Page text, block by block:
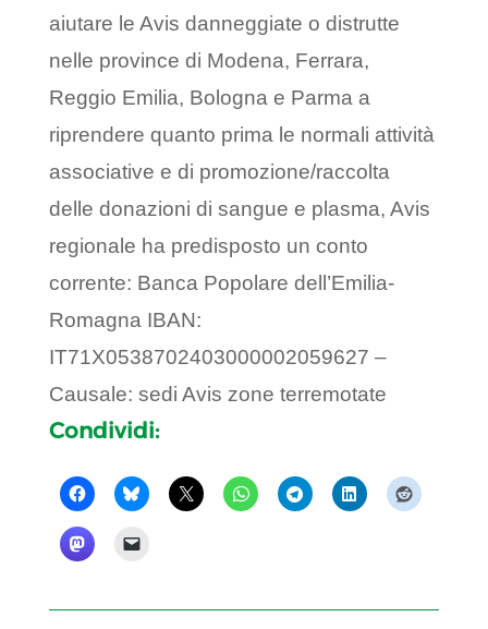
aiutare le Avis danneggiate o distrutte
nelle province di Modena, Ferrara,
Reggio Emilia, Bologna e Parma a
riprendere quanto prima le normali attività
associative e di promozione/raccolta
delle donazioni di sangue e plasma, Avis
regionale ha predisposto un conto
corrente: Banca Popolare dell’Emilia-
Romagna IBAN:
IT71X0538702403000002059627 –
Causale: sedi Avis zone terremotate
Condividi: